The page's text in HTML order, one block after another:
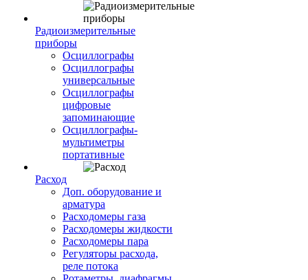
Радиоизмерительные
приборы
Осциллографы
Осциллографы
универсальные
Осциллографы
цифровые
запоминающие
Осциллографы-
мультиметры
портативные
Расход
Доп. оборудование и
арматура
Расходомеры газа
Расходомеры жидкости
Расходомеры пара
Регуляторы расхода,
реле потока